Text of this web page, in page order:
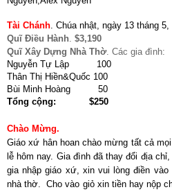
Tài Chánh. Chúa nhật, ngày 13 tháng 5,
Quĩ Điều Hành. $3,190
Quĩ Xây Dựng Nhà Thờ. Các gia đình:
Nguyễn Tự Lập 100
Thân Thị Hiền&Quốc 100
Bùi Minh Hoàng 50
Tổng cộng: $250
Chào Mừng.
Giáo xứ hân hoan chào mừng tất cả
lễ hôm nay. Gia đình đã thay đổi địa
gia nhập giáo xứ, xin vui lòng điền vào
nhà thờ. Cho vào giỏ xin tiền hay nộp